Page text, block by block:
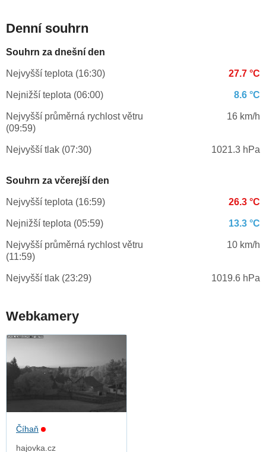
Denní souhrn
Souhrn za dnešní den
Nejvyšší teplota (16:30) 27.7 °C
Nejnižší teplota (06:00) 8.6 °C
Nejvyšší průměrná rychlost větru
(09:59)
16 km/h
Nejvyšší tlak (07:30) 1021.3 hPa
Souhrn za včerejší den
Nejvyšší teplota (16:59) 26.3 °C
Nejnižší teplota (05:59) 13.3 °C
Nejvyšší průměrná rychlost větru
(11:59)
10 km/h
Nejvyšší tlak (23:29) 1019.6 hPa
Webkamery
Číhaň
hajovka.cz